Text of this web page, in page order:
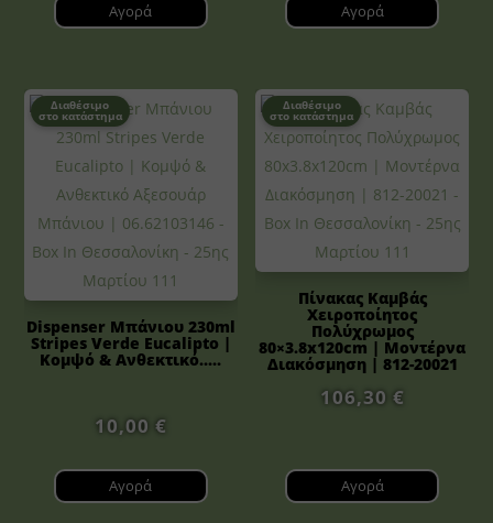
Αγορά Αγορά
Διαθέσιμο
στο κατάστημα
Dispenser Μπάνιου 230ml
Stripes Verde Eucalipto |
Κομψό & Ανθεκτικό.....
10,00 €
Αγορά
Διαθέσιμο
στο κατάστημα
Πίνακας Καμβάς
Χειροποίητος
Πολύχρωμος
80×3.8x120cm | Μοντέρνα
Διακόσμηση | 812-20021
106,30 €
Αγορά